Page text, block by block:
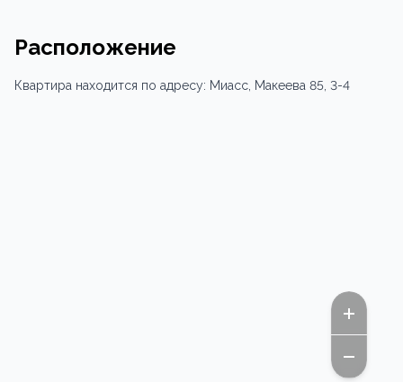
Расположение
Квартира находится по адресу: Миасс, Макеева 85 , 3-4